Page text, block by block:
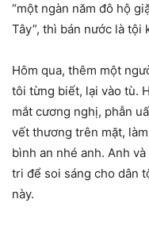
“một ngàn năm đô hộ
Tây”, thì bán nước là
Hôm qua, thêm một
tôi từng biết, lại vào tù.
mắt cương nghị, phẫn
vết thương trên mặt,
bình an nhé anh. Anh
tri để soi sáng cho dân
này.